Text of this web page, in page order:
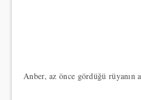
Anber, az önce gördüğü rüyanın